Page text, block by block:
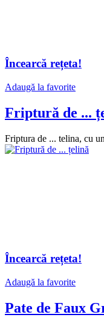
Încearcă rețeta!
Adaugă la favorite
Friptură de ...
Friptura de ... telina, cu
Încearcă rețeta!
Adaugă la favorite
Pate de Faux